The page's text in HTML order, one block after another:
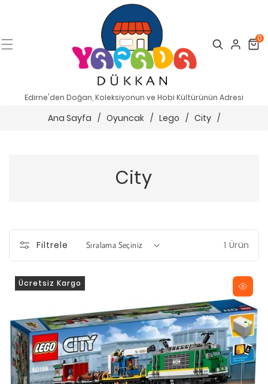
Search Cart
0
Edirne'den Doğan, Koleksiyonun ve Hobi Kültürünün Adresi
Ana Sayfa / Oyuncak / Lego / City /
City
Filtrele 1 Ürün
Ücretsiz Kargo